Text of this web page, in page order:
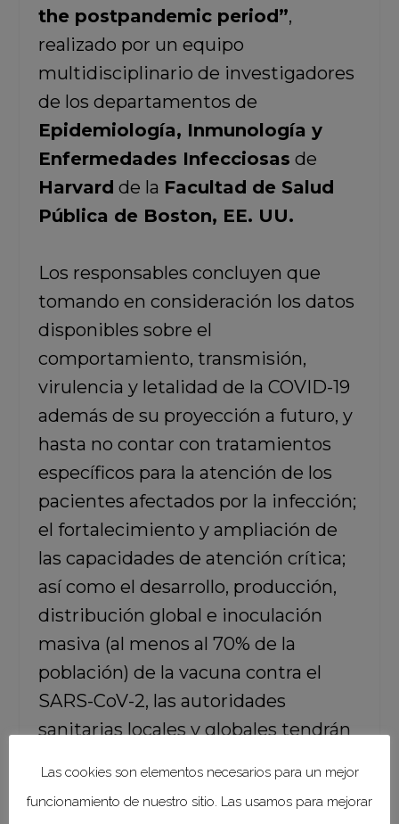
the postpandemic period”,
realizado por un equipo
multidisciplinario de investigadores
de los departamentos de
Epidemiología, Inmunología y
Enfermedades Infecciosas de
Harvard de la Facultad de Salud
Pública de Boston, EE. UU.
Los responsables concluyen que
tomando en consideración los datos
disponibles sobre el
comportamiento, transmisión,
virulencia y letalidad de la COVID-19
además de su proyección a futuro, y
hasta no contar con tratamientos
específicos para la atención de los
pacientes afectados por la infección;
el fortalecimiento y ampliación de
las capacidades de atención crítica;
así como el desarrollo, producción,
distribución global e inoculación
masiva (al menos al 70% de la
población) de la vacuna contra el
SARS-CoV-2, las autoridades
sanitarias locales y globales tendrán
necesario el mantenimiento del
Las cookies son elementos necesarios para un mejor
funcionamiento de nuestro sitio. Las usamos para mejorar